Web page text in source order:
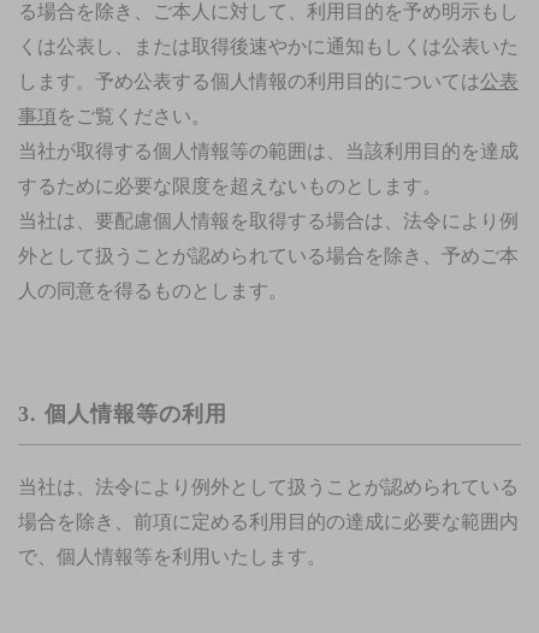
る場合を除き、ご本人に対して、利用目的を予め明示もし
くは公表し、または取得後速やかに通知もしくは公表いた
します。予め公表する個人情報の利用目的については公表
事項をご覧ください。
当社が取得する個人情報等の範囲は、当該利用目的を達成
するために必要な限度を超えないものとします。
当社は、要配慮個人情報を取得する場合は、法令により例
外として扱うことが認められている場合を除き、予めご本
人の同意を得るものとします。
3. 個人情報等の利用
当社は、法令により例外として扱うことが認められている
場合を除き、前項に定める利用目的の達成に必要な範囲内
で、個人情報等を利用いたします。